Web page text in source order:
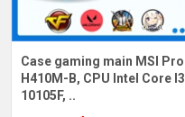
Case gaming main MSI Pro
H410M-B, CPU Intel Core I3
10105F, ..